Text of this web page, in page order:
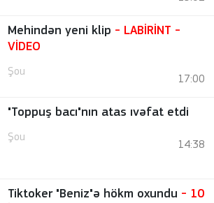
Mehindən yeni klip - LABİRİNT -
VİDEO
Şou
17:00
"Toppuş bacı"nın atas ıvəfat etdi
Şou
14:38
Tiktoker "Beniz"ə hökm oxundu - 10